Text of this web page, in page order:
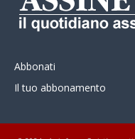
Abbonati
Il tuo abbonamento